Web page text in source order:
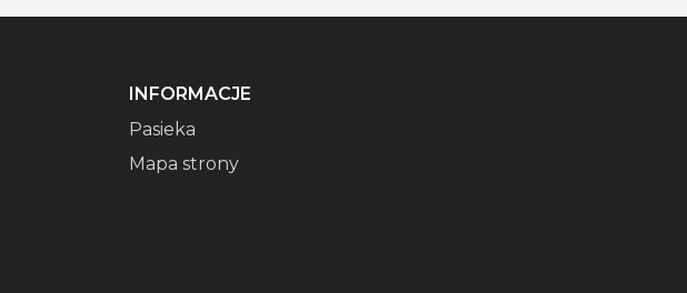
INFORMACJE
Pasieka
Mapa strony